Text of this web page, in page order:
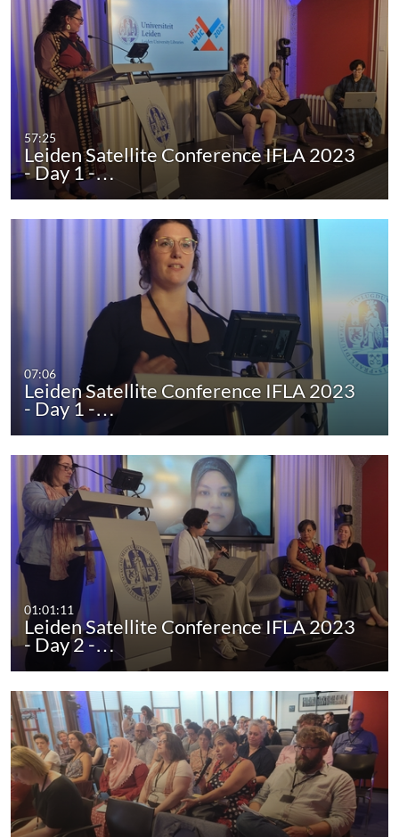
57:25
Leiden Satellite Conference IFLA 2023
- Day 1 -…
07:06
Leiden Satellite Conference IFLA 2023
- Day 1 -…
01:01:11
Leiden Satellite Conference IFLA 2023
- Day 2 -…